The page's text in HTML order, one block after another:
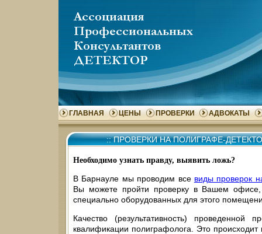
ГЛАВНАЯ ЦЕНЫ ПРОВЕРКИ АДВОКАТЫ
::ПРОВЕРКИ НА ПОЛИГРАФЕ-
Необходимо узнать правду, выявить ложь?
В Барнауле мы проводим все виды проверок
Вы можете пройти проверку в Вашем
специально оборудованных для этого
Качество (результативность) проведенной
квалификации полиграфолога. Это происходит